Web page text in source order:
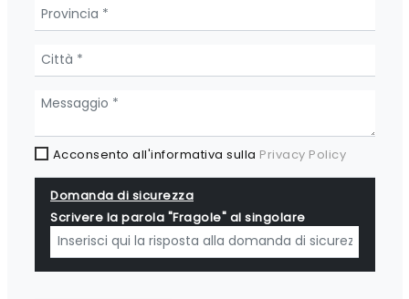
Acconsento all'informativa sulla Privacy Policy
Domanda di sicurezza
Scrivere la parola "Fragole" al singolare